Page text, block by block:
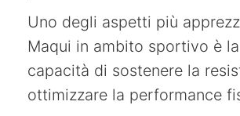
Uno degli aspetti più
Maqui in ambito sportivo è
capacità di sostenere la
ottimizzare la performance